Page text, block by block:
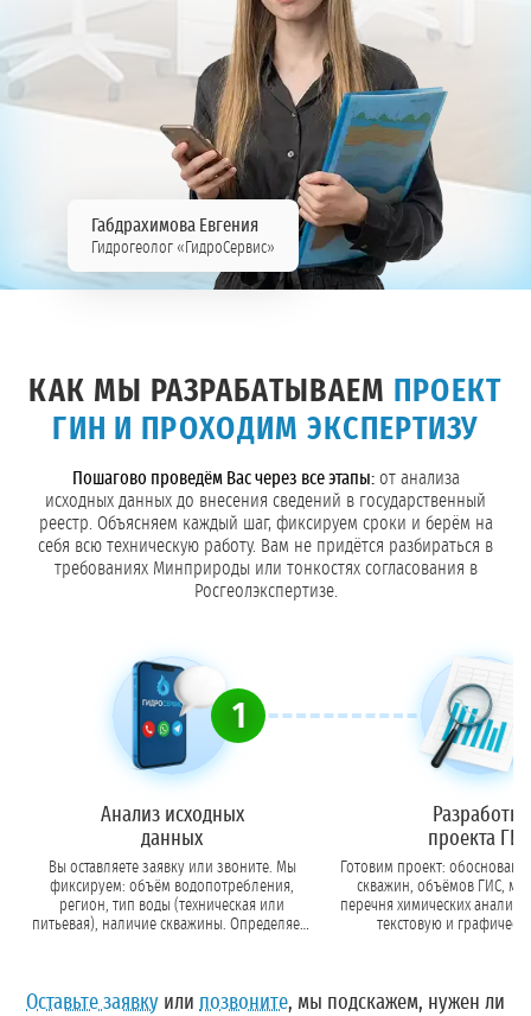
Габдрахимова Евгения
Гидрогеолог «ГидроСервис»
КАК МЫ РАЗРАБАТЫВАЕМ ПРОЕКТ
ГИН И ПРОХОДИМ ЭКСПЕРТИЗУ
Пошагово проведём Вас через все этапы:от анализа
исходных данных до внесения сведений в государственный
реестр. Объясняем каждый шаг, фиксируем сроки и берём на
себя всю техническую работу. Вам не придётся разбираться в
требованиях Минприроды или тонкостях согласования в
Росгеолэкспертизе.
1
Анализ исходных
данных
Вы оставляете заявку или звоните. Мы
фиксируем: объём водопотребления,
регион, тип воды (техническая или
питьевая), наличие скважины. Определяем,
Разработка
проекта
Готовим проект:
скважин, объёмов ГИС,
перечня химических анализов.
текстовую и
Оставьте заявку или позвоните, мы подскажем, нужен ли